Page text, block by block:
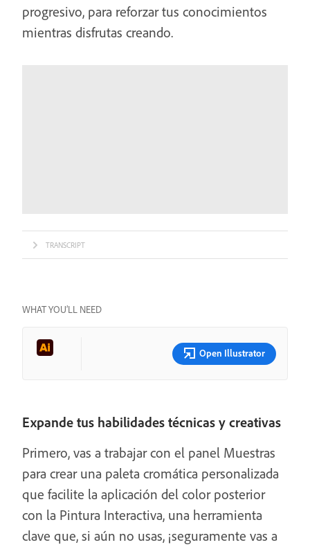
progresivo, para reforzar tus conocimientos
mientras disfrutas creando.
TRANSCRIPT
WHAT YOU’LL NEED
Open Illustrator
Expande tus habilidades técnicas y creativas
Primero, vas a trabajar con el panel Muestras
para crear una paleta cromática personalizada
que facilite la aplicación del color posterior
con la Pintura Interactiva, una herramienta
clave que, si aún no usas, ¡seguramente vas a